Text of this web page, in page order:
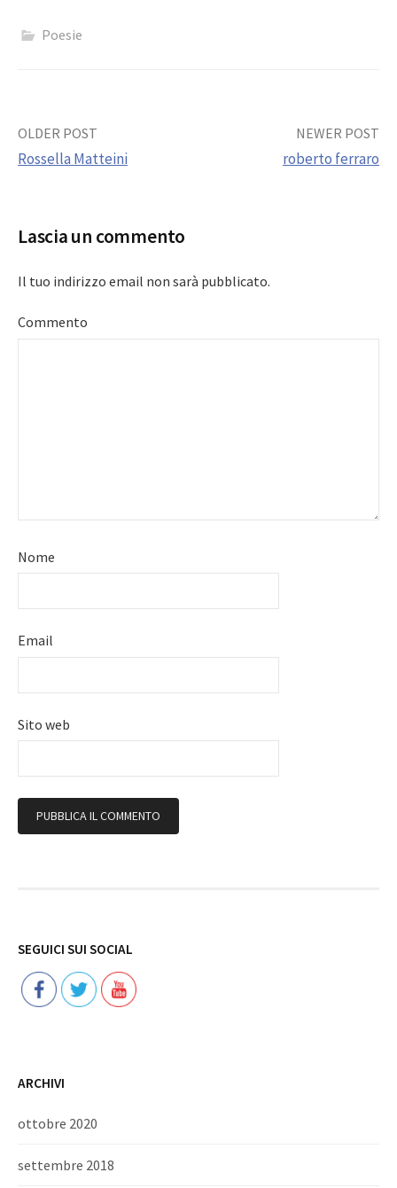
Poesie
Post
OLDER POST
Rossella Matteini
NEWER POST
roberto ferraro
Lascia un commento
Il tuo indirizzo email non sarà pubblicato.
Commento
Nome
Email
Sito web
SEGUICI SUI SOCIAL
ARCHIVI
ottobre 2020
settembre 2018